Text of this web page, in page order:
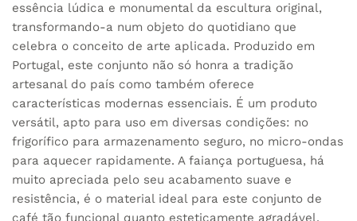
essência lúdica e monumental da escultura original,
transformando-a num objeto do quotidiano que
celebra o conceito de arte aplicada. Produzido em
Portugal, este conjunto não só honra a tradição
artesanal do país como também oferece
características modernas essenciais. É um produto
versátil, apto para uso em diversas condições: no
frigorífico para armazenamento seguro, no micro-ondas
para aquecer rapidamente. A faiança portuguesa, há
muito apreciada pelo seu acabamento suave e
resistência, é o material ideal para este conjunto de
café tão funcional quanto esteticamente agradável.